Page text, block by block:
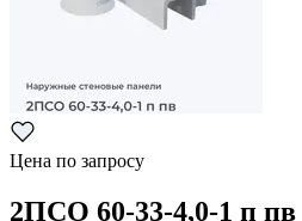
Цена по запросу
2ПСО 60-33-4,0-1 п пв